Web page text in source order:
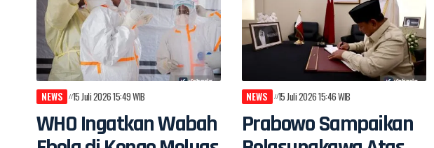
NEWS 15 Juli 2026 15:49 WIB
WHO Ingatkan Wabah
NEWS 15 Juli 2026 15:46 WIB
Prabowo Sampaikan